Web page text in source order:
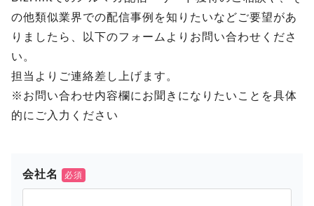
の他類似業界での配信事例を知りたいなどご要望があ
りましたら、以下のフォームよりお問い合わせくださ
い。
担当よりご連絡差し上げます。
※お問い合わせ内容欄にお聞きになりたいことを具体
的にご入力ください
会社名